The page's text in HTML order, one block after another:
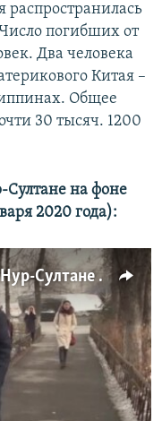
распространилась
погибших от
Два человека
Китая –
Общее
30 тысяч. 1200
на фоне
2020 года):
Дефицит масок в Алматы и Нур-Султане на фоне новостей о коронавирусе
available